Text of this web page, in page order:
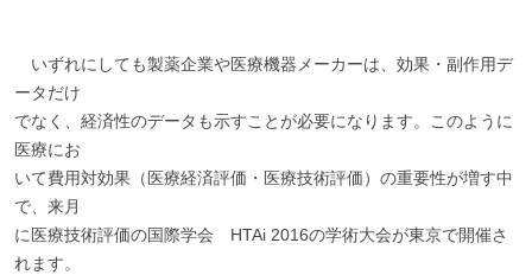
いずれにしても製薬企業や医療機器メーカーは、効果・副作用デ
ータだけ
でなく、経済性のデータも示すことが必要になります。このように
医療にお
いて費用対効果（医療経済評価・医療技術評価）の重要性が増す中
で、来月
に医療技術評価の国際学会 HTAi 2016の学術大会が東京で開催さ
れます。